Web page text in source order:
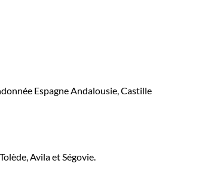
Avila et Ségovie.